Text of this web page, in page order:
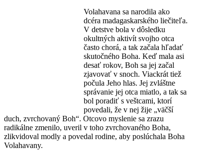
Volahavana sa narodila ako
dcéra madagaskarského liečiteľa.
V detstve bola v dôsledku
okultných aktivít svojho otca
často chorá, a tak začala hľadať
skutočného Boha. Keď mala asi
desať rokov, Boh sa jej začal
zjavovať v snoch. Viackrát tiež
počula Jeho hlas. Jej zvláštne
správanie jej otca miatlo, a tak sa
bol poradiť s veštcami, ktorí
povedali, že v nej žije „väčší
duch, zvrchovaný Boh“. Otcovo myslenie sa zrazu
radikálne zmenilo, uveril v toho zvrchovaného Boha,
zlikvidoval modly a povedal rodine, aby poslúchala Boha
Volahavany.